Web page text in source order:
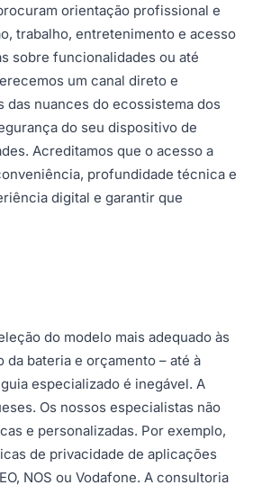
orientação profissional e
trabalho, entretenimento e acesso
sobre funcionalidades ou até
um canal direto e
nuances do ecossistema dos
do seu dispositivo de
Acreditamos que o acesso a
profundidade técnica e
digital e garantir que
do modelo mais adequado às
bateria e orçamento – até à
especializado é inegável. A
Os nossos especialistas não
e personalizadas. Por exemplo,
de privacidade de aplicações
NOS ou Vodafone. A consultoria